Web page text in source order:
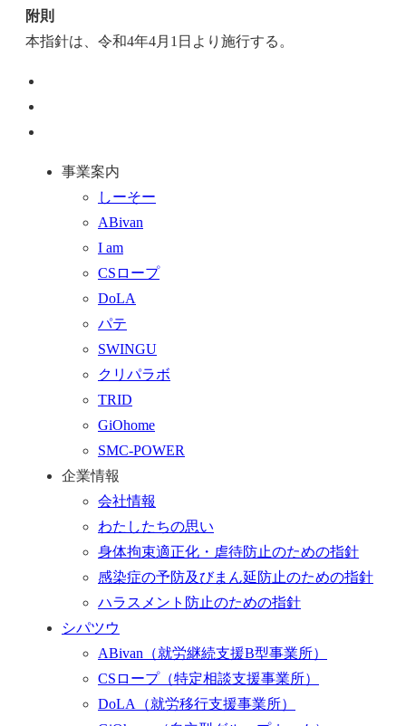
附則
本指針は、令和4年4月1日より施行する。
事業案内
しーそー
ABivan
I am
CSロープ
DoLA
パテ
SWINGU
クリパラボ
TRID
GiOhome
SMC-POWER
企業情報
会社情報
わたしたちの思い
身体拘束適正化・虐待防止のための指針
感染症の予防及びまん延防止のための指針
ハラスメント防止のための指針
シパツウ
ABivan （就労継続支援B型事業所）
CSロープ（特定相談支援事業所）
DoLA
（就労移行支援事業所）